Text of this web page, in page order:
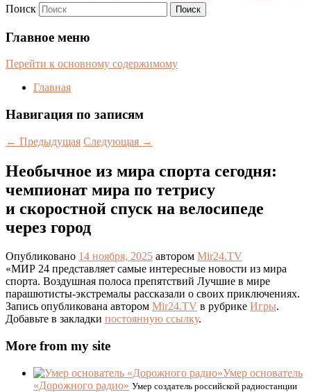
Поиск
Главное меню
Перейти к основному содержимому
Главная
Навигация по записям
← Предыдущая Следующая →
Необычное из мира спорта сегодня:
чемпионат мира по тетрису
и скоростной спуск на велосипеде
через город
Опубликовано 14 ноября, 2025 автором Mir24.TV
«МИР 24 представляет самые интересные новости из мира
спорта. Воздушная полоса препятствий Лучшие в мире
парашютисты-экстремалы рассказали о своих приключениях.
Запись опубликована автором Mir24.TV в рубрике Игры.
Добавьте в закладки постоянную ссылку.
More from my site
Умер основатель
«Дорожного радио» Умер создатель российской радиостанции